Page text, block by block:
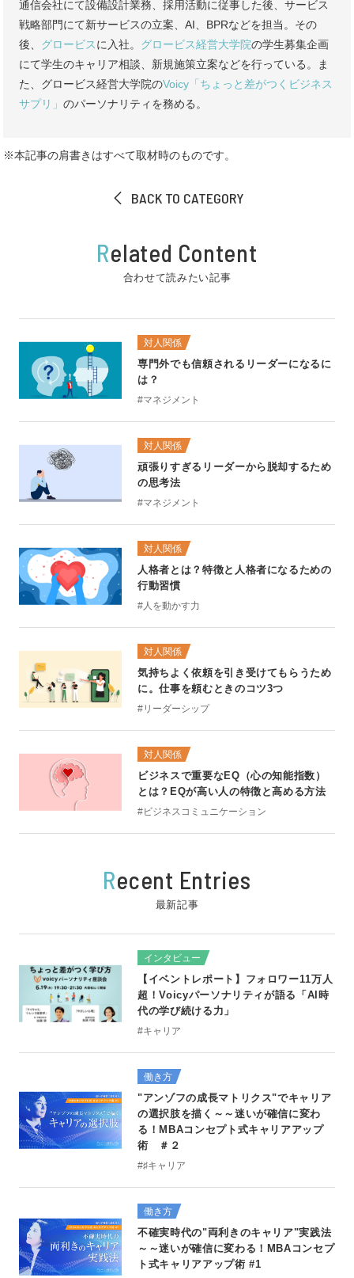
通信会社にて設備設計業務、採用活動に従事した後、サービス
戦略部門にて新サービスの立案、AI、BPRなどを担当。その
後、 グロービスに入社。 グロービス経営大学院の学生募集企画
にて学生のキャリア相談、新規施策立案などを行っている。ま
た、グロービス経営大学院のVoicy「ちょっと差がつくビジネス
サプリ」 のパーソナリティを務める。
※本記事の肩書きはすべて取材時のものです。
BACK TO CATEGORY
Related Content
合わせて読みたい記事
対人関係
専門外でも信頼されるリーダーになるに
は？
#マネジメント
対人関係
頑張りすぎるリーダーから脱却するため
の思考法
#マネジメント
対人関係
人格者とは？特徴と人格者になるための
行動習慣
#人を動かす力
対人関係
気持ちよく依頼を引き受けてもらうため
に。仕事を頼むときのコツ3つ
#リーダーシップ
対人関係
ビジネスで重要なEQ（心の知能指数）
とは？EQが高い人の特徴と高める方法
#ビジネスコミュニケーション
Recent Entries
最新記事
インタビュー
【イベントレポート】フォロワー11万人
超！Voicyパーソナリティが語る「AI時
代の学び続ける力」
#キャリア
働き方
"アンゾフの成長マトリクス"でキャリア
の選択肢を描く～～迷いが確信に変わ
る！MBAコンセプト式キャリアアップ
術 ＃２
#♯キャリア
働き方
不確実時代の"両利きのキャリア"実践法
～～迷いが確信に変わる！MBAコンセプ
ト式キャリアアップ術 #1